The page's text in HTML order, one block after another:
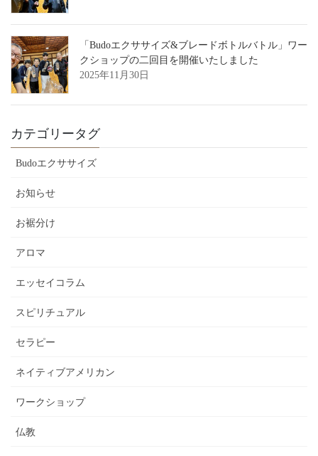
「Budoエクササイズ&ブレードボトルバトル」ワー
クショップの二回目を開催いたしました
2025年11月30日
カテゴリータグ
Budoエクササイズ
お知らせ
お裾分け
アロマ
エッセイコラム
スピリチュアル
セラピー
ネイティブアメリカン
ワークショップ
仏教